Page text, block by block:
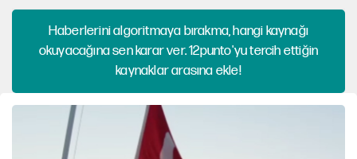
Haberlerini algoritmaya bırakma, hangi kaynağı
okuyacağına sen karar ver. 12punto'yu tercih ettiğin
kaynaklar arasına ekle!